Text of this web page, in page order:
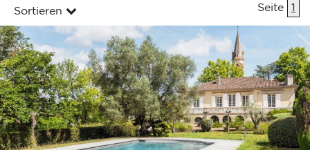
Sortieren Seite 1